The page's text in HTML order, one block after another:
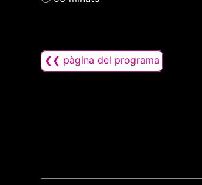
❮❮ pàgina del programa